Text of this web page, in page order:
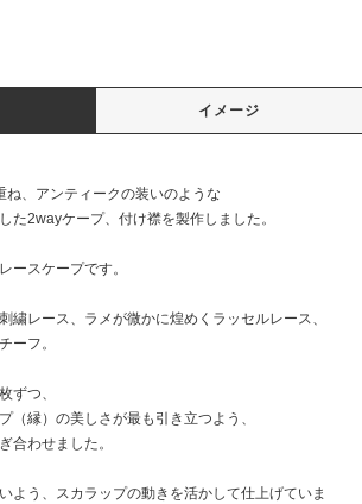
イメージ
ね、アンティークの装いのような
た2wayケープ、付け襟を製作しました。
ースケープです。
繍レース、ラメが微かに煌めくラッセルレース、
ーフ。
ずつ、
（縁）の美しさが最も引き立つよう、
合わせました。
よう、スカラップの動きを活かして仕上げていま